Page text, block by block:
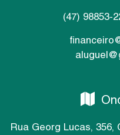
(47) 98853-
Rua Georg Lucas, 356,